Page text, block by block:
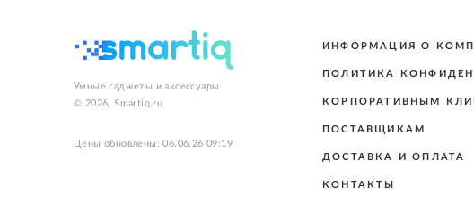
Умные гаджеты и аксессуары
© 2026, Smartiq.ru
Цены обновлены: 06.06.26 09:19
ИНФОРМАЦИЯ О
ПОЛИТИКА
КОРПОРАТИВНЫМ
ПОСТАВЩИКАМ
ДОСТАВКА И ОПЛАТА
КОНТАКТЫ